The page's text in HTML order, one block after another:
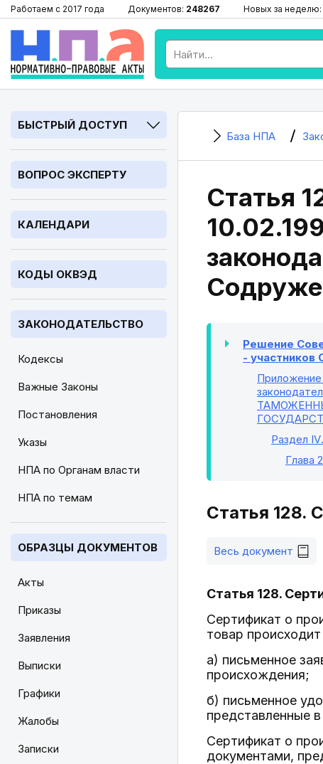
Работаем с 2017 года Документов: 248267 Новых за неделю:
БЫСТРЫЙ ДОСТУП
ВОПРОС ЭКСПЕРТУ
КАЛЕНДАРИ
КОДЫ ОКВЭД
ЗАКОНОДАТЕЛЬСТВО
Кодексы
Важные Законы
Постановления
Указы
НПА по Органам власти
НПА по темам
ОБРАЗЦЫ ДОКУМЕНТОВ
Акты
Приказы
Заявления
Выписки
Графики
Жалобы
Записки
База НПА
Статья
Решение
- участников
Приложение
Раздел IV
Глава
Статья 128.
Весь документ
Статья 128.
Сертификат о
товар
а) письменное
происхождения;
б) письменное
представленные
Сертификат о
документами,